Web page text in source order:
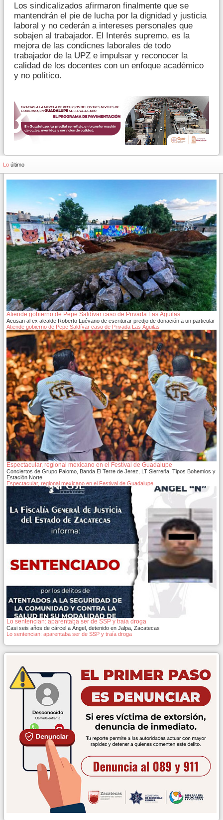
Los sindicalizados afirmaron finalmente que se
mantendrán el pie de lucha por la dignidad y justicia
laboral y no cederán a intereses personales que
sobajen al trabajador. El Interés supremo, es la
mejora de las condicnes laborales de todo
trabajador de la UPZ e impulsar y reconocer la
calidad de los docentes con un enfoque académico
y no político.
Lo último
Atiende gobierno de Pepe Saldívar caso de Privada Las Águilas
Acusan al ex alcalde Roberto Luévano de escriturar predio de donación a un particular
Atiende gobierno de Pepe Saldívar caso de Privada Las Águilas
Espectacular, regional mexicano en el Festival de Guadalupe
Conciertos de Grupo Palomo, Banda El Terre de Jerez, LT Sierreña, Tipos Bohemios y
Estación Norte
Espectacular, regional mexicano en el Festival de Guadalupe
Lo sentencian: aparentaba ser de SSP y traía droga
Casi seis años de cárcel a Ángel, detenido en Jalpa, Zacatecas
Lo sentencian: aparentaba ser de SSP y traía droga